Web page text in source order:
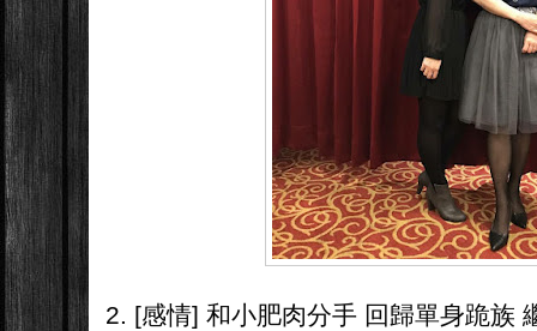
2. [感情] 和小肥肉分手 回歸單身跪族